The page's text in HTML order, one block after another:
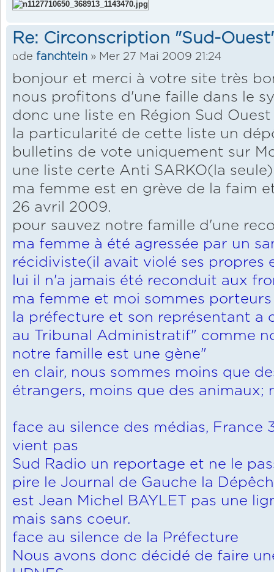
Re: Circonscription "Sud-
de fanchtein » Mer 27 Mai 2009 21:24
bonjour et merci à votre site très
nous profitons d'une faille dans le
donc une liste en Région Sud Ouest
la particularité de cette liste un
bulletins de vote uniquement sur
une liste certe Anti SARKO(la seule)
ma femme est en grève de la faim
26 avril 2009.
pour sauvez notre famille d'une
ma femme à été agressée par un
récidiviste(il avait violé ses propres
lui il n'a jamais été reconduit aux
ma femme et moi sommes porteurs
la préfecture et son représentant a
au Tribunal Administratif" comme
notre famille est une gène"
en clair, nous sommes moins que
étrangers, moins que des animaux;
face au silence des médias, France
vient pas
Sud Radio un reportage et ne le
pire le Journal de Gauche la
est Jean Michel BAYLET pas une
mais sans coeur.
face au silence de la Préfecture
Nous avons donc décidé de faire